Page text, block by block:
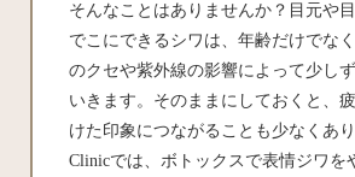
そんなことはありませんか？目元や
でこにできるシワは、年齢だけでな
のクセや紫外線の影響によって少し
いきます。そのままにしておくと、
けた印象につながることも少なくあ
Clinicでは、ボトックスで表情ジワを